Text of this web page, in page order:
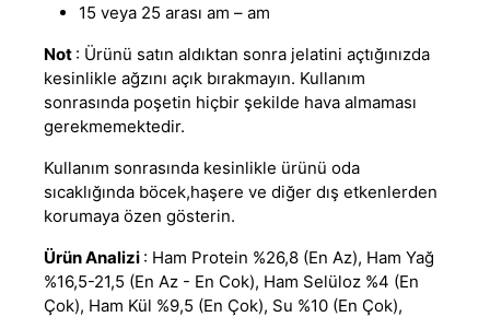
15 veya 25 arası am – am
Not : Ürünü satın aldıktan sonra jelatini açtığınızda
kesinlikle ağzını açık bırakmayın. Kullanım
sonrasında poşetin hiçbir şekilde hava almaması
gerekmemektedir.
Kullanım sonrasında kesinlikle ürünü oda
sıcaklığında böcek,haşere ve diğer dış etkenlerden
korumaya özen gösterin.
Ürün Analizi : Ham Protein %26,8 (En Az), Ham Yağ
%16,5-21,5 (En Az - En Cok), Ham Selüloz %4 (En
Çok), Ham Kül %9,5 (En Çok), Su %10 (En Çok),